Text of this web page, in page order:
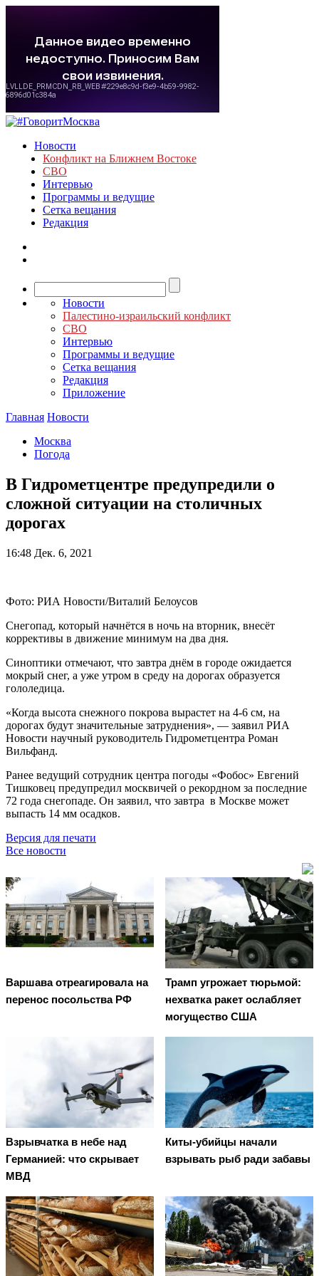
Новости
Конфликт на Ближнем Востоке
СВО
Интервью
Программы и ведущие
Сетка вещания
Редакция
Новости
Палестино-израильский конфликт
СВО
Интервью
Программы и ведущие
Сетка вещания
Редакция
Приложение
Главная Новости
Москва
Погода
В Гидрометцентре предупредили о
сложной ситуации на столичных
дорогах
16:48 Дек. 6, 2021
Фото: РИА Новости/Виталий Белоусов
Снегопад, который начнётся в ночь на вторник, внесёт
коррективы в движение минимум на два дня.
Синоптики отмечают, что завтра днём в городе ожидается
мокрый снег, а уже утром в среду на дорогах образуется
гололедица.
«Когда высота снежного покрова вырастет на 4-6 см, на
дорогах будут значительные затруднения», — заявил РИА
Новости научный руководитель Гидрометцентра Роман
Вильфанд.
Ранее ведущий сотрудник центра погоды «Фобос» Евгений
Тишковец предупредил москвичей о рекордном за последние
72 года снегопаде. Он заявил, что завтра в Москве может
выпасть 14 мм осадков.
Версия для печати
Все новости
Варшава отреагировала на
перенос посольства РФ
Трамп угрожает тюрьмой:
нехватка ракет ослабляет
могущество США
Взрывчатка в небе над
Германией: что скрывает
МВД
Киты-убийцы начали
взрывать рыб ради забавы